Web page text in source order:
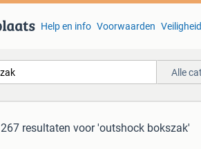
Help en info Voorwaarden
Alle
267 resultaten voor 'outshock bokszak'